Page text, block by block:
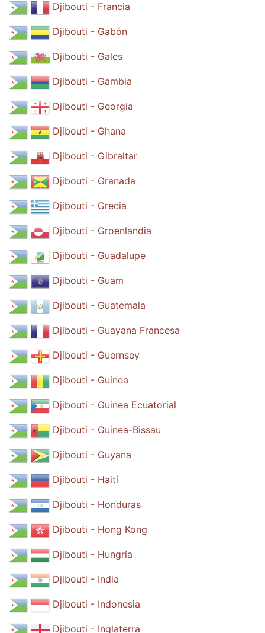
Djibouti - Francia
Djibouti - Gabón
Djibouti - Gales
Djibouti - Gambia
Djibouti - Georgia
Djibouti - Ghana
Djibouti - Gibraltar
Djibouti - Granada
Djibouti - Grecia
Djibouti - Groenlandia
Djibouti - Guadalupe
Djibouti - Guam
Djibouti - Guatemala
Djibouti - Guayana Francesa
Djibouti - Guernsey
Djibouti - Guinea
Djibouti - Guinea Ecuatorial
Djibouti - Guinea-Bissau
Djibouti - Guyana
Djibouti - Haití
Djibouti - Honduras
Djibouti - Hong Kong
Djibouti - Hungría
Djibouti - India
Djibouti - Indonesia
Djibouti - Inglaterra